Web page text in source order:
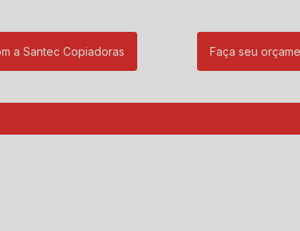
a Santec Copiadoras Faça seu